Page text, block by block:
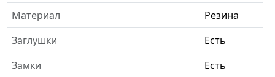
Материал
Резина
Заглушки
Есть
Замки
Есть